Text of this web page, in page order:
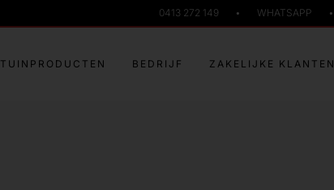
0413 272 149 • WHATSAPP •
TUINPRODUCTEN BEDRIJF ZAKELIJKE KLANTEN